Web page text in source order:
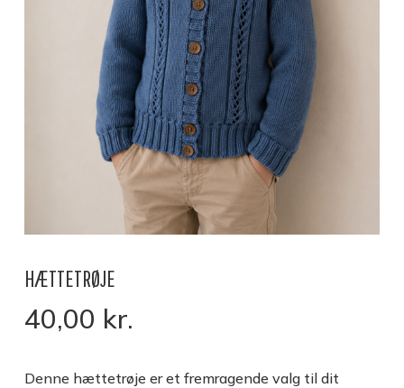
HÆTTETRØJE
40,00 kr.
Denne hættetrøje er et fremragende valg til dit